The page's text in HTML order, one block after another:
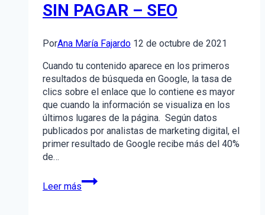
SIN PAGAR – SEO
PorAna María Fajardo 12 de octubre de 2021
Cuando tu contenido aparece en los primeros
resultados de búsqueda en Google, la tasa de
clics sobre el enlace que lo contiene es mayor
que cuando la información se visualiza en los
últimos lugares de la página. Según datos
publicados por analistas de marketing digital, el
primer resultado de Google recibe más del 40%
de…
Leer más
CÓMO
POSICIONAR